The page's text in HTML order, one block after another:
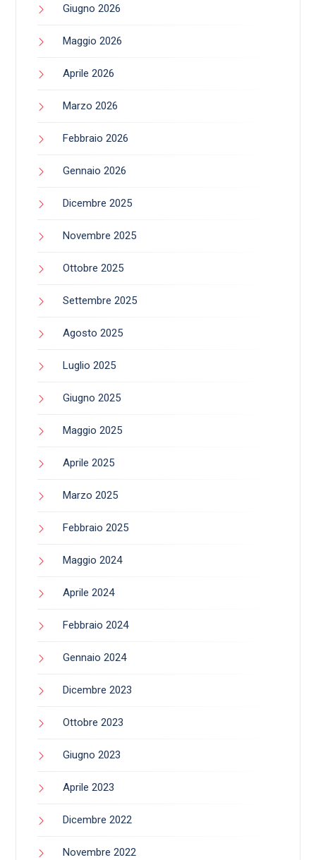
Giugno 2026
Maggio 2026
Aprile 2026
Marzo 2026
Febbraio 2026
Gennaio 2026
Dicembre 2025
Novembre 2025
Ottobre 2025
Settembre 2025
Agosto 2025
Luglio 2025
Giugno 2025
Maggio 2025
Aprile 2025
Marzo 2025
Febbraio 2025
Maggio 2024
Aprile 2024
Febbraio 2024
Gennaio 2024
Dicembre 2023
Ottobre 2023
Giugno 2023
Aprile 2023
Dicembre 2022
Novembre 2022